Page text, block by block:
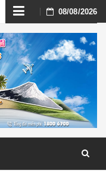
Skip
to
content
08/08/2026